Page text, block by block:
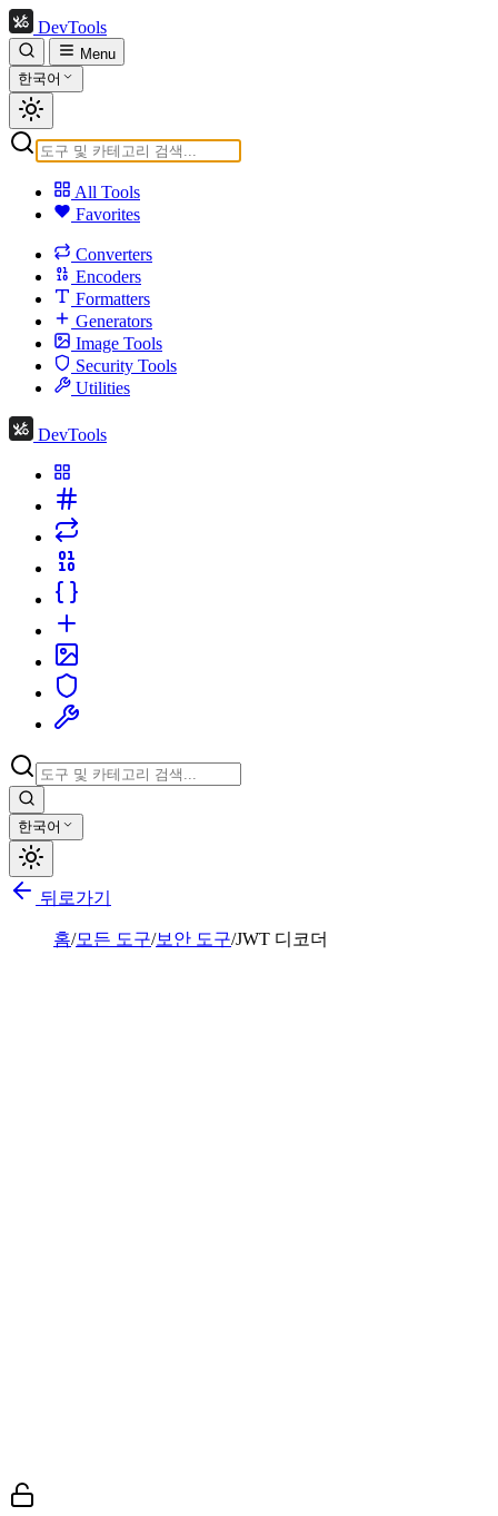
DevTools
Menu
한국어
All Tools
Favorites
Converters
Encoders
Formatters
Generators
Image Tools
Security Tools
Utilities
DevTools
한국어
뒤로가기
홈/모든 도구/보안 도구/JWT 디코더